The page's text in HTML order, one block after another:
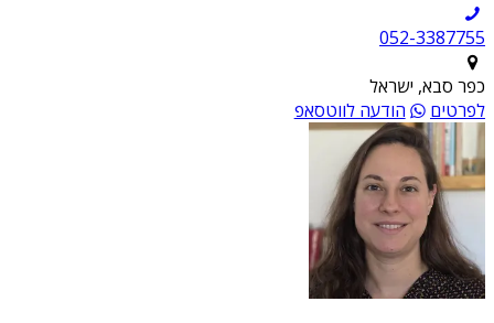
052-3387755
כפר סבא, ישראל
לפרטים
הודעה לווטסאפ